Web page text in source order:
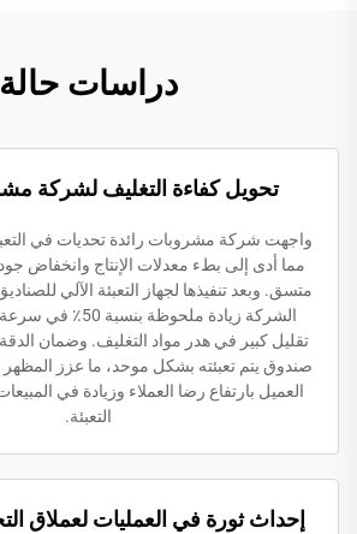
دراسات حالة
تحويل كفاءة التغليف لشركة
واجهت شركة مشروبات رائدة تحديات في
مما أدى إلى بطء معدلات الإنتاج وانخفاض
متسق. وبعد تنفيذها لجهاز التعبئة الآلي
الشركة زيادة ملحوظة
تقليل كبير في هدر مواد التغليف. وضمان
صندوق يتم تعبئته بشكل موحد، ما عزز المظهر
العميل بارتفاع رضا العملاء وزيادة في
التعبئة.
إحداث ثورة في العمليات لعملاق